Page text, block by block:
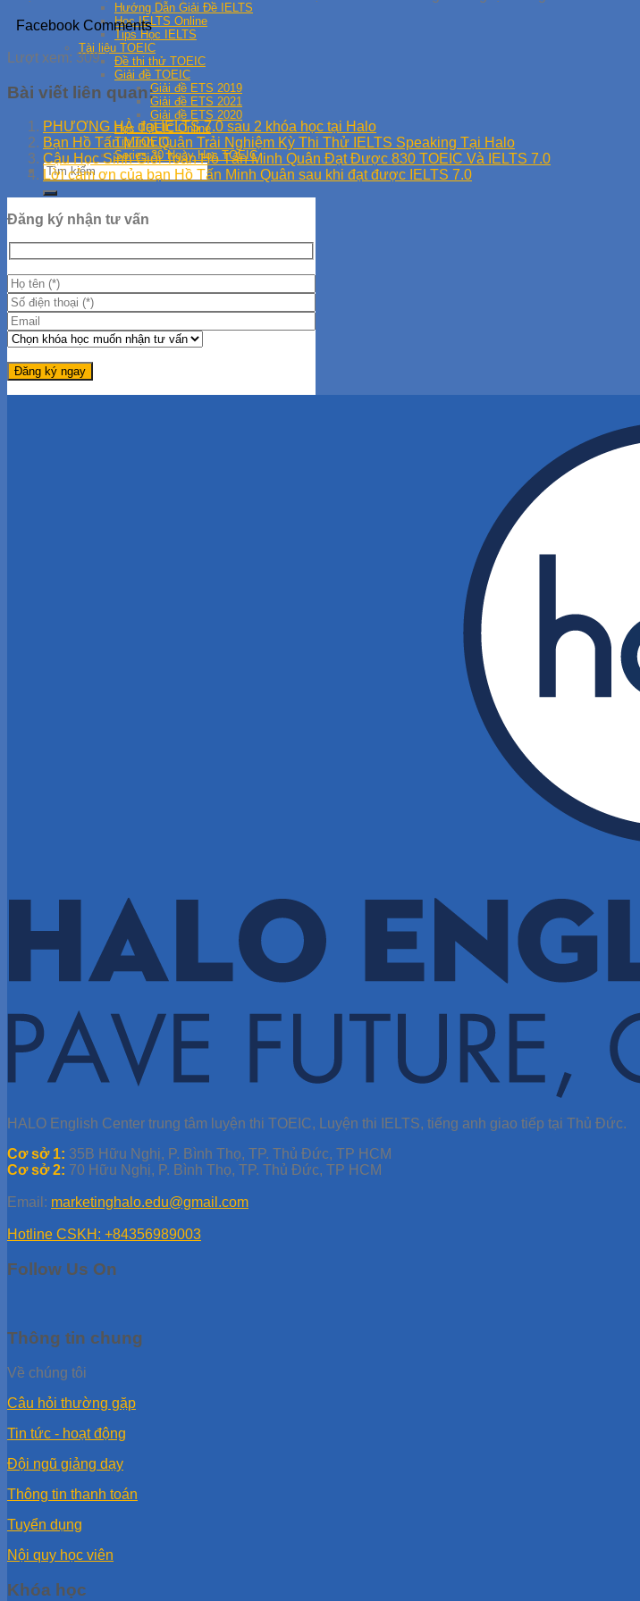
Hướng Dẫn Giải Đề IELTS
Học IELTS Online
Tips Học IELTS
Tài liệu TOEIC
Đề thi thử TOEIC
Giải đề TOEIC
Giải đề ETS 2019
Giải đề ETS 2021
Giải đề ETS 2020
Học TOEIC Online
Tip TOEIC
Series 30 Ngày Học TOEIC
Facebook Comments
Lượt xem: 309
Bài viết liên quan:
PHƯƠNG HÀ đạt IELTS 7.0 sau 2 khóa học tại Halo
Bạn Hồ Tấn Minh Quân Trải Nghiệm Kỳ Thi Thử IELTS Speaking Tại Halo
Cậu Học Sinh Giỏi Toán Hồ Tấn Minh Quân Đạt Được 830 TOEIC Và IELTS 7.0
Lời cảm ơn của bạn Hồ Tấn Minh Quân sau khi đạt được IELTS 7.0
Đăng ký nhận tư vấn
HALO English Center trung tâm luyện thi TOEIC, Luyện thi IELTS, tiếng anh giao tiếp tại Thủ Đức.
Cơ sở 1: 35B Hữu Nghị, P. Bình Thọ, TP. Thủ Đức, TP HCM
Cơ sở 2: 70 Hữu Nghị, P. Bình Thọ, TP. Thủ Đức, TP HCM
Email: marketinghalo.edu@gmail.com
Hotline CSKH: +84356989003
Follow Us On
Thông tin chung
Về chúng tôi
Câu hỏi thường gặp
Tin tức - hoạt động
Đội ngũ giảng dạy
Thông tin thanh toán
Tuyển dụng
Nội quy học viên
Khóa học